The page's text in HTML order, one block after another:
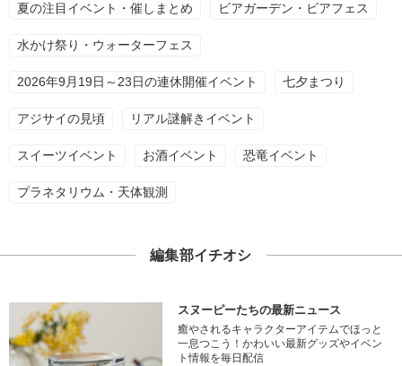
夏の注目イベント・催しまとめ ビアガーデン・ビアフェス
水かけ祭り・ウォーターフェス
2026年9月19日～23日の連休開催イベント 七夕まつり
アジサイの見頃 リアル謎解きイベント
スイーツイベント お酒イベント 恐竜イベント
プラネタリウム・天体観測
編集部イチオシ
スヌーピーたちの最新ニュース
癒やされるキャラクターアイテムでほっと
一息つこう！かわいい最新グッズやイベン
ト情報を毎日配信